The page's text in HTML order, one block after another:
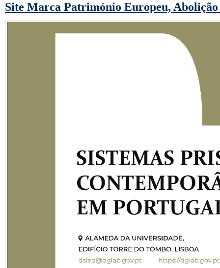
Site Marca Património Europeu, Abolição